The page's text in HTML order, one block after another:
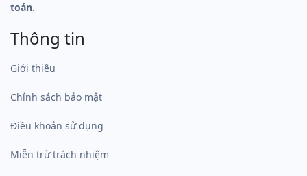
toán.
Thông tin
Giới thiệu
Chính sách bảo mật
Điều khoản sử dụng
Miễn trừ trách nhiệm